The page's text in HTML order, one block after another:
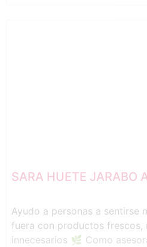
SARA HUETE JARABO
Ayudo a personas a sentirse
fuera con productos frescos,
innecesarios 🌿 Como